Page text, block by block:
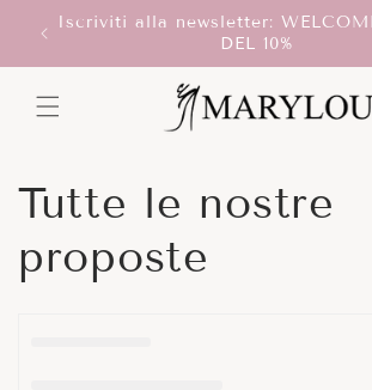
direttamente
Iscriviti alla newsletter:
DEL 10%
C
o
Tutte le nostre
proposte